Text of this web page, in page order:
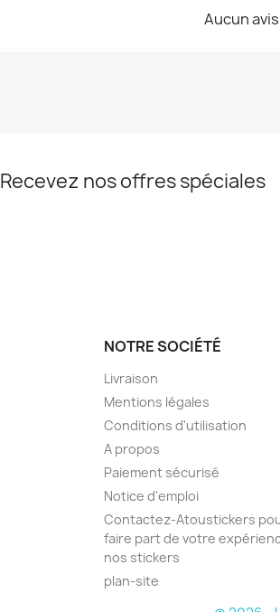
Aucun
Recevez nos offres spéciales
NOTRE SOCIÉTÉ
Livraison
Mentions légales
Conditions d'utilisation
A propos
Paiement sécurisé
Notice d'emploi
Contactez-Atoustickers
faire part de votre
nos stickers
plan-site